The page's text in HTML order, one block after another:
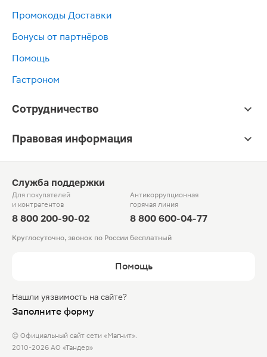
Промокоды Доставки
Бонусы от партнёров
Помощь
Гастроном
Сотрудничество
Правовая информация
Служба поддержки
Для покупателей
и контрагентов
8 800 200-90-02
Антикоррупционная
горячая линия
8 800 600-04-77
Круглосуточно, звонок по России бесплатный
Помощь
Нашли уязвимость на сайте?
Заполните форму
© Официальный сайт сети «Магнит».
2010-2026 АО «Тандер»